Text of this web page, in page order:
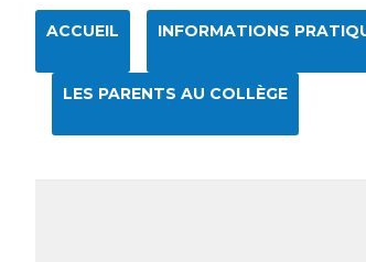
ACCUEIL INFORMATIONS
LES PARENTS AU COLLÈGE